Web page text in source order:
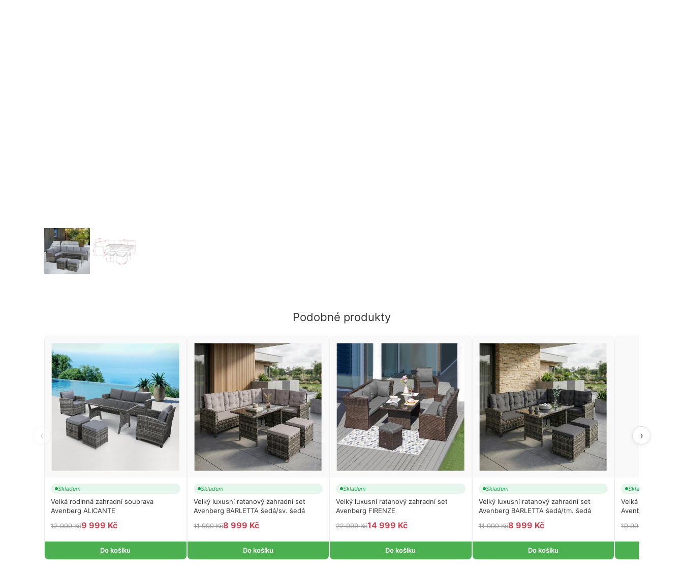
Podobné produkty
Skladem
Velká rodinná zahradní souprava
Avenberg ALICANTE
12 999 Kč9 999 Kč
Do košíku
Skladem
Velký luxusní ratanový zahradní set
Avenberg BARLETTA šedá/sv. šedá
11 999 Kč8 999 Kč
Do košíku
Skladem
Velký luxusní ratanový zahradní set
Avenberg FIRENZE
22 999 Kč14 999 Kč
Do košíku
Skladem
Velký luxusní ratanový zahradní set
Avenberg BARLETTA šedá/tm. šedá
11 999 Kč8 999 Kč
Do košíku
Skladem
Velká rodinná
Avenberg
19 990 Kč
‹ ›